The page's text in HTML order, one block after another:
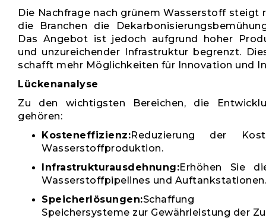
Die Nachfrage nach grünem Wasserstoff steigt
die Branchen die
Das Angebot ist jedoch aufgrund hoher
und unzureichender Infrastruktur begrenzt.
schafft mehr Möglichkeiten für Innovation und
Lückenanalyse
Zu den wichtigsten Bereichen, die
gehören:
Kosteneffizienz:Reduzierung der
Wasserstoffproduktion.
Infrastrukturausdehnung:Erhöhen Sie
Wasserstoffpipelines und Auftankstationen.
Speicherlösungen:Schaffung
Speichersysteme zur Gewährleistung der